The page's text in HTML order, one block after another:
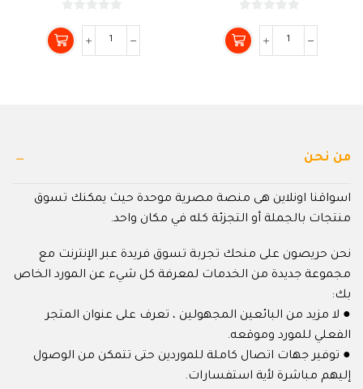
من
5
من
5
من نحن
اسواقنا اونلاين هى منصة مصرية موحدة حيث يمكنك تسوق
منتجات بالجملة أو التجزئة كله في مكان واحد.
نحن حريصون على منحك تجربة تسوق فريدة عبر الإنترنت مع
مجموعة جديدة من الخدمات لمعرفة كل شيء عن المورد الخاص
بك:
● لا مزيد من البائعين المجهولين ، تعرف على عنوان المتجر
الفعلي للمورد وموقعه.
● توفير جهات اتصال كاملة للموردين حتى تتمكن من الوصول
إليهم مباشرة لأية استفسارات.